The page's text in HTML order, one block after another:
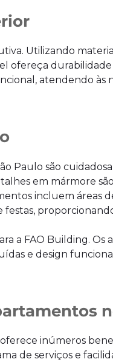
Utilizando
ofereça
atendendo às
Paulo são
em mármore
incluem áreas
festas,
a FAO Building.
e design
inúmeros
de serviços e